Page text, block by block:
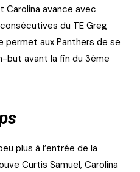
Carolina avance avec
du TE Greg
permet aux Panthers de se
but avant la fin du 3ème
plus à l’entrée de la
Curtis Samuel, Carolina